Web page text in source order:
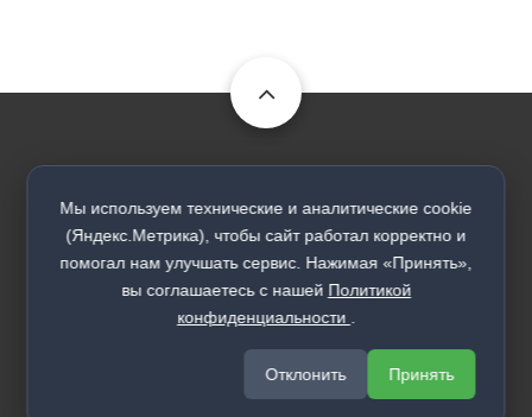
Входные двери
Межкомнатные двери
Межкомнатные перегородки
Арки
Мы используем технические и аналитические cookie
(Яндекс.Метрика), чтобы сайт работал корректно и
помогал нам улучшать сервис. Нажимая «Принять»,
вы соглашаетесь с нашей Политикой
конфиденциальности
Отклонить Принять